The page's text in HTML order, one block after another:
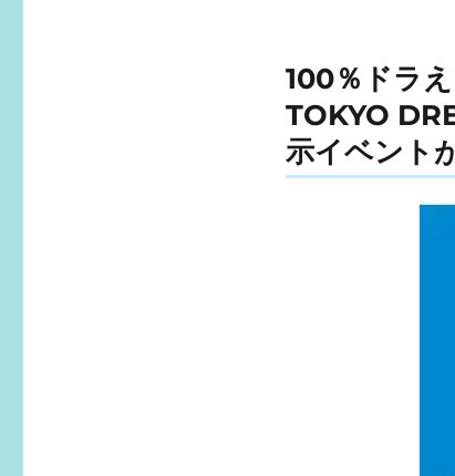
100％ドラ
TOKYO
示イベント